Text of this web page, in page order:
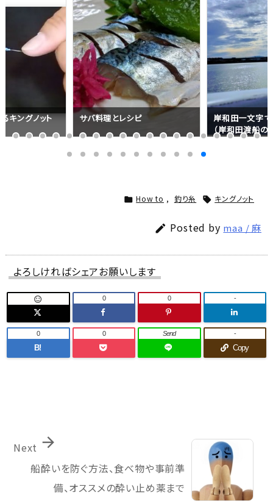
キングノット サバ料理とレシピ
岸和田一文字で
（岸和田渡船の
 How to , 釣り糸  キングノット
 Posted by maa / 麻
よろしければシェアお願いします
 0 0 -
B!
0 0 Send
Copy
-
船酔いを防ぐ方法、食べ物や事前準
備、オススメの酔い止め薬まで

Next